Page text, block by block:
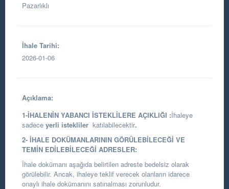
Pazarlıklı
İhale Tarihi:
2026-01-06
Açıklama:
1-İHALENİN YABANCI İSTEKLİLERE AÇIKLIĞI :İhaleye
sadece yerli istekliler katılabilecektir.
2- İHALE DOKÜMANLARININ GÖRÜLEBİLECEĞİ VE
TEMİN EDİLEBİLECEĞİ ADRESLER:
İhale dokümanı aşağıda belirtilen adreste bedelsiz olarak
görülebilir. Ancak, ihaleye teklif verecek olanların idarece
onaylı ihale dokümanını satınalması zorunludur.